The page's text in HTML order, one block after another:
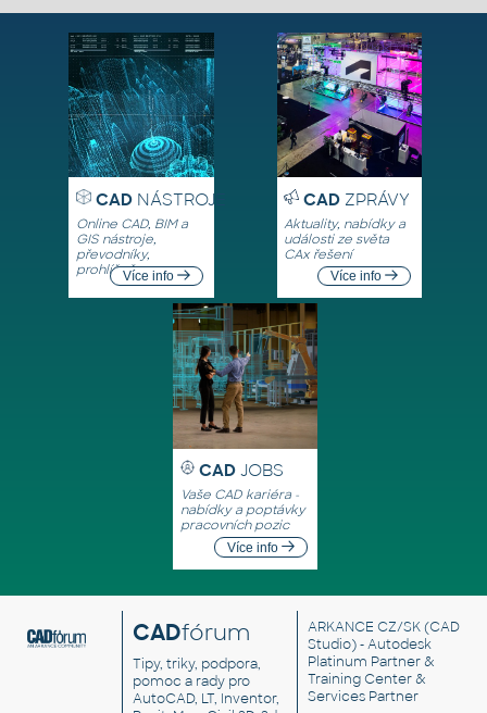
CADNÁSTROJE
Online CAD, BIM a
GIS nástroje,
převodníky,
prohlížečeVíce info
CADZPRÁVY
Aktuality, nabídky a
události ze světa
CAx řešení
Více info
CAD JOBS
Vaše CAD kariéra -
nabídky a poptávky
pracovních pozic
Více info
CADfórum
Tipy, triky, podpora,
pomoc a rady pro
AutoCAD, LT, Inventor,
ARKANCE CZ/SK(CAD
Studio) - Autodesk
Platinum Partner &
Training Center &
Services Partner